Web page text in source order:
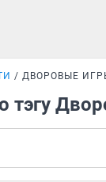
ДВОРОВЫЕ
тэгу